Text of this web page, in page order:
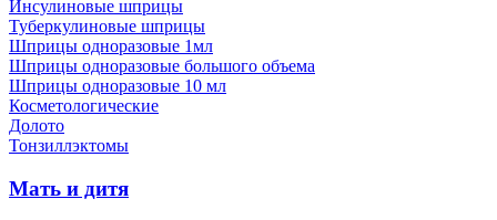
Инсулиновые шприцы
Туберкулиновые шприцы
Шприцы одноразовые 1мл
Шприцы одноразовые большого объема
Шприцы одноразовые 10 мл
Косметологические
Долото
Тонзиллэктомы
Мать и дитя